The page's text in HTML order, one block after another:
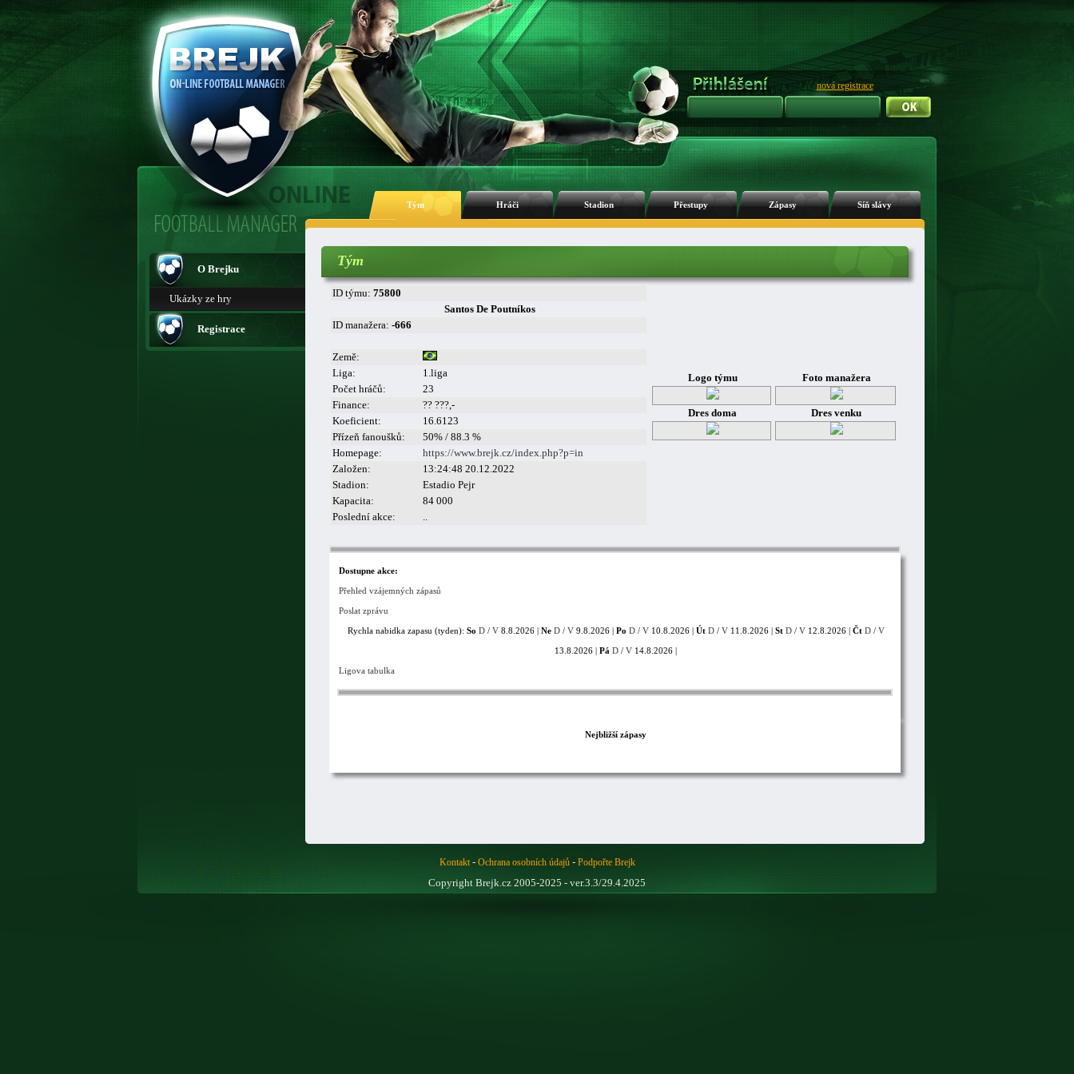
nová registrace
Tým Hráči Stadion Přestupy Zápasy Síň slávy
O Brejku
Ukázky ze hry
Registrace
Tým
ID týmu: 75800
Santos De Poutníkos
ID manažera: -666
Země:
Liga:
1.liga
Počet hráčů:
23
Finance:
?? ???,-
Koeficient:
16.6123
Přízeň fanoušků:
50% / 88.3 %
Homepage:
https://www.brejk.cz/index.php?p=in
Založen:
13:24:48 20.12.2022
Stadion:
Estadio Pejr
Kapacita:
84 000
Poslední akce:
..
Logo týmu Foto manažera
Dres doma Dres venku
Dostupne akce:
Přehled vzájemných zápasů
Poslat zprávu
Rychla nabidka zapasu (tyden): So D/ V8.8.2026 | Ne D/ V9.8.2026 | Po D/ V10.8.2026 | Út D/ V11.8.2026 | St D/ V12.8.2026 | Čt D/ V
13.8.2026 | Pá D / V 14.8.2026 |
Ligova tabulka
Nejbližší zápasy
Kontakt- Ochrana osobních údajů- Podpořte Brejk
Copyright Brejk.cz 2005-2025 - ver.3.3/29.4.2025